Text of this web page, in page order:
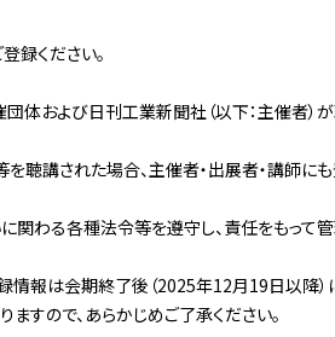
録ください。
体および日刊工業新聞社（以下：主催者）
を聴講された場合、主催者・出展者・講師に
わる各種法令等を遵守し、責任をもって管
情報は会期終了後（2025年12月19日以降）
すので、あらかじめご了承ください。